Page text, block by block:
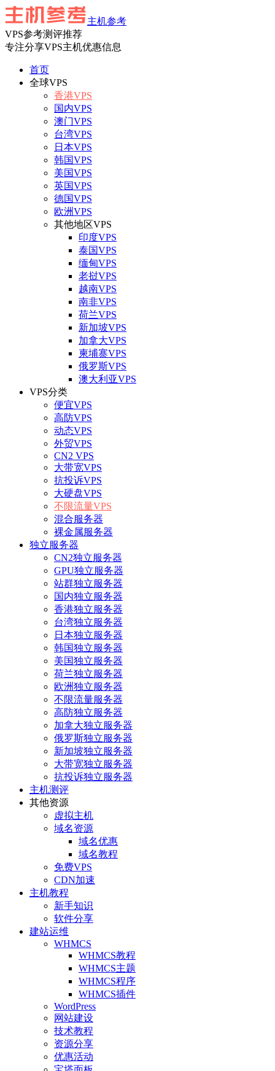
主机参考
VPS参考测评推荐
专注分享VPS主机优惠信息
首页
全球VPS
香港VPS
国内VPS
澳门VPS
台湾VPS
日本VPS
韩国VPS
美国VPS
英国VPS
德国VPS
欧洲VPS
其他地区VPS
印度VPS
泰国VPS
缅甸VPS
老挝VPS
越南VPS
南非VPS
荷兰VPS
新加坡VPS
加拿大VPS
柬埔寨VPS
俄罗斯VPS
澳大利亚VPS
VPS分类
便宜VPS
高防VPS
动态VPS
外贸VPS
CN2 VPS
大带宽VPS
抗投诉VPS
大硬盘VPS
不限流量VPS
混合服务器
裸金属服务器
独立服务器
CN2独立服务器
GPU独立服务器
站群独立服务器
国内独立服务器
香港独立服务器
台湾独立服务器
日本独立服务器
韩国独立服务器
美国独立服务器
荷兰独立服务器
欧洲独立服务器
不限流量服务器
高防独立服务器
加拿大独立服务器
俄罗斯独立服务器
新加坡独立服务器
大带宽独立服务器
抗投诉独立服务器
主机测评
其他资源
虚拟主机
域名资源
域名优惠
域名教程
免费VPS
CDN加速
主机教程
新手知识
软件分享
建站运维
WHMCS
WHMCS教程
WHMCS主题
WHMCS程序
WHMCS插件
WordPress
网站建设
技术教程
资源分享
优惠活动